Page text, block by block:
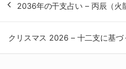
稿
ナ
ビ
ゲ
2036年の干支占い – 丙辰（火
クリスマス 2026 – 十二支に基